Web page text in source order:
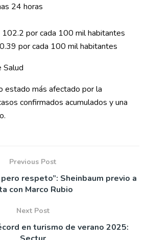
24 horas
102.2 por cada 100 mil habitantes
por cada 100 mil habitantes
Salud
estado más afectado por la
confirmados acumulados y una
Previous Post
respeto”: Sheinbaum previo a
con Marco Rubio
Next Post
en turismo de verano 2025: